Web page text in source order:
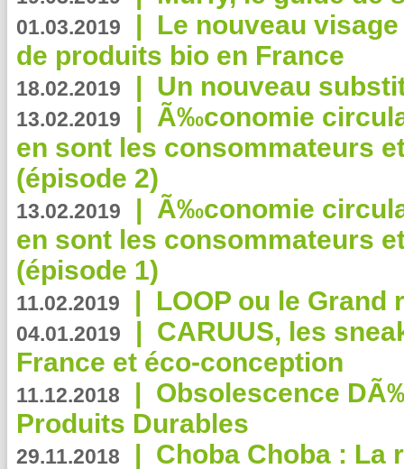
01.03.2019 | Le nouveau
de produits bio en France
18.02.2019 | Un nouveau
13.02.2019 | Ã‰conomie
en sont les consommateurs
(épisode 2)
13.02.2019 | Ã‰conomie
en sont les consommateurs
(épisode 1)
11.02.2019 | LOOP ou le Grand
04.01.2019 | CARUUS, les
France et éco-conception
11.12.2018 | Obsolescence
Produits Durables
29.11.2018 | Choba Choba : La